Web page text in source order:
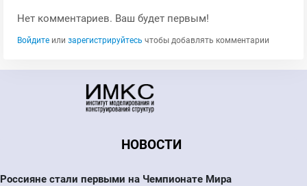
Нет комментариев. Ваш будет первым!
Войдите или зарегистрируйтесь чтобы добавлять комментарии
НОВОСТИ
Россияне стали первыми на Чемпионате Мира